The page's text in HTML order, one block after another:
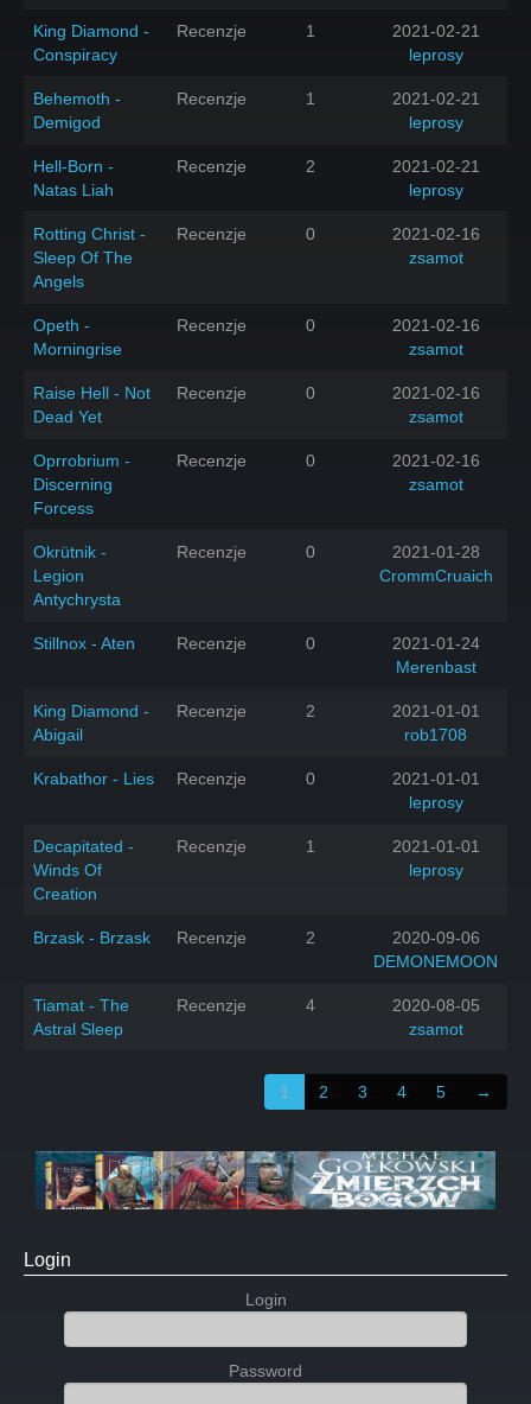
King Diamond -
Conspiracy
Recenzje 1
2021-02-21
leprosy
Behemoth -
Demigod
Recenzje 1
2021-02-21
leprosy
Hell-Born -
Natas Liah
Recenzje 2
2021-02-21
leprosy
Rotting Christ -
Sleep Of The
Angels
Recenzje 0
2021-02-16
zsamot
Opeth -
Morningrise
Recenzje 0
2021-02-16
zsamot
Raise Hell - Not
Dead Yet
Recenzje 0
2021-02-16
zsamot
Oprrobrium -
Discerning
Forcess
Recenzje 0
2021-02-16
zsamot
Okrütnik -
Legion
Antychrysta
Recenzje 0
2021-01-28
CrommCruaich
Stillnox - Aten Recenzje 0
2021-01-24
Merenbast
King Diamond -
Abigail
Recenzje 2
2021-01-01
rob1708
Krabathor - Lies Recenzje 0
2021-01-01
leprosy
Decapitated -
Winds Of
Creation
Recenzje 1
2021-01-01
leprosy
Brzask - Brzask Recenzje 2
2020-09-06
DEMONEMOON
Tiamat - The
Astral Sleep
Recenzje 4
2020-08-05
zsamot
1 2 3 4 5 →
Login
Login
Password